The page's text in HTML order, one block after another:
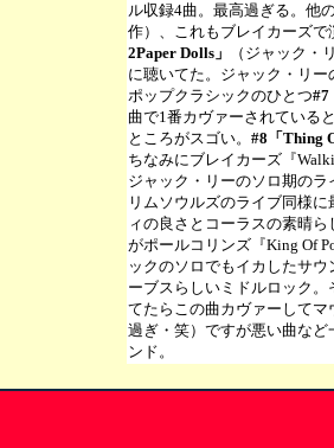
ル収録4曲。最高過ぎる。他
作）、これもブレイカーズ
2Paper Dolls」
（ジャック・
に聴いてた。ジャック・リ
ポップクラシックのひとつ#7
曲で1番カヴァーされている
ところがスゴい。 #8「Thing
ちなみにブレイカーズ『
ジャック・リーのソロ期の
リムソウルズのライブ同様
ィの良さとコーラスの素晴ら
がポールコリンズ『King Of
ックのソロでもイカしたサウ
ーブスらしいミドルロック。
てたらこの曲カヴァーして
過ぎ・笑）ですが悪い曲な
ンド。